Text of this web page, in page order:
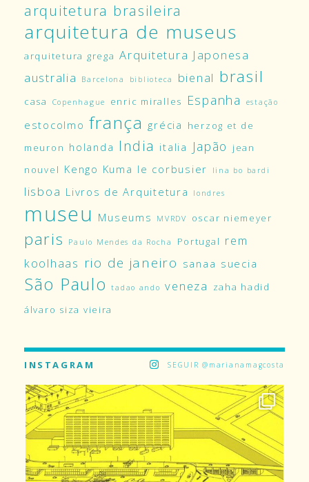
arquitetura brasileira
arquitetura de museus
arquitetura grega Arquitetura Japonesa
australia
Barcelona biblioteca bienal brasil
casa Copenhague enric miralles Espanha estação
estocolmo frança grécia
herzog et de
meuron holanda India italia Japão
jean
nouvel Kengo Kuma le corbusier lina bo bardi
lisboa Livros de Arquitetura londres
museu Museums MVRDV oscar niemeyer
paris Paulo Mendes da Rocha Portugal rem
koolhaas rio de janeiro sanaa suecia
São Paulo tadao ando veneza
zaha hadid
álvaro siza vieira
INSTAGRAM SEGUIR @marianamagcosta